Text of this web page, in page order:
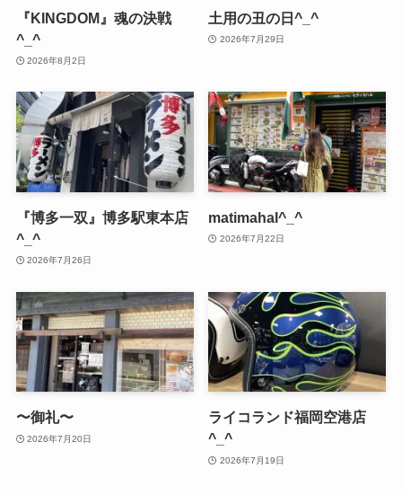
『KINGDOM』魂の決戦
^_^
2026年8月2日
土用の丑の日^_^
2026年7月29日
『博多一双』博多駅東本店
^_^
2026年7月26日
matimahal^_^
2026年7月22日
〜御礼〜
2026年7月20日
ライコランド福岡空港店
^_^
2026年7月19日